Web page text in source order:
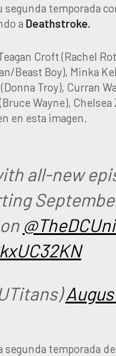
temporada
a Deathstroke.
Croft (Rachel
Beast Boy), Minka
Troy), Curran
Wayne), Chelsea
en esta imagen.
all-new
segunda temporada de